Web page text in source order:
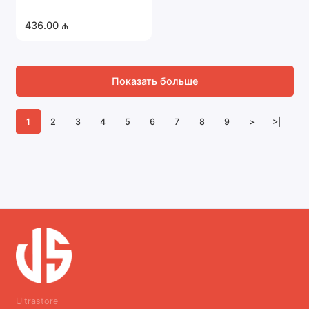
436.00 ₼
1 2 3 4 5 6 7 8 9 > >|
Показать больше
Ultrastore